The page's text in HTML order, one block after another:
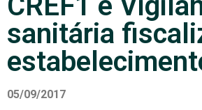
sanitária
05/09/2017